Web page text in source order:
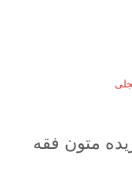
متون فقه